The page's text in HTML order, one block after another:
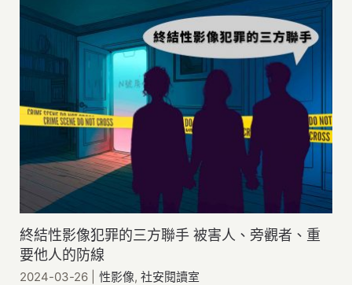
終結性影像犯罪的三方聯手 被害人、旁觀者、重
要他人的防線
2024-03-26 性影像,社安閱讀室